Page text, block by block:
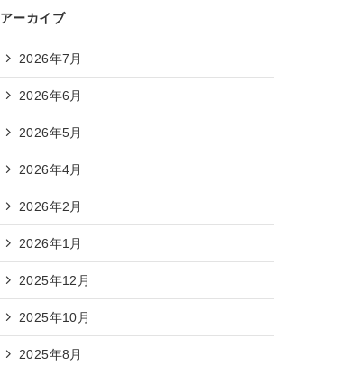
アーカイブ
2026年7月
2026年6月
2026年5月
2026年4月
2026年2月
2026年1月
2025年12月
2025年10月
2025年8月